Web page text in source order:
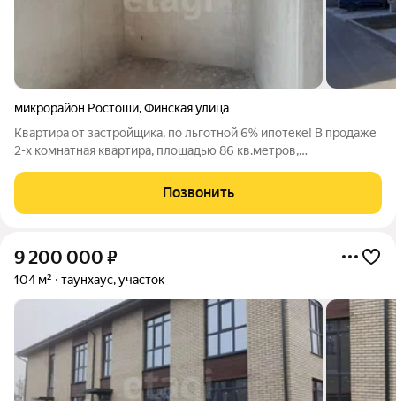
микрорайон Ростоши,Финская улица
Квартира от застройщика, по льготной 6% ипотеке! В продаже
2-х комнатная квартира, площадью 86 кв.метров,
поселка Ростоши города Оренбурга. Загородная
недвижимость на собственном земельном
Позвонить
9 200 000 ₽
104 м² таунхаус, участок